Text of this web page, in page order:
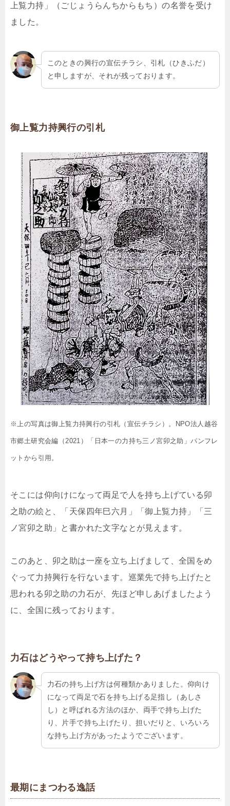
上覧力持」（ごじょうらんちからもち）の名誉を受け
ました。
このときの興行の宣伝チラシ、引札（ひきふだ）
と申しますが、それが残っております。
御上覧力持興行の引札
※上の写真は御上覧力持興行の引札（宣伝チラシ）。NPO法人越谷
市郷土研究会編（2021）「日本一の力持ち三ノ宮卯之助」パンフレ
ットから引用。
そこには仰向けになって両足で人を持ち上げている卯
之助の絵と、「天保四年巳六月」「御上覧力持」「三
ノ宮卯之助」と書かれた文字なとが見えます。
このあと、卯之助は一座を立ち上げまして、全国をめ
ぐって力持興行を行ないます。巡業先で持ち上げたと
思われる卯之助の力石が、先ほど申しあげましたよう
に、全国に残っております。
力石はどうやって持ち上げた？
力石の持ち上げ方は何種類かありました。仰向け
になって両足で石を持ち上げる足指し（あしさ
し）と呼ばれる方法のほか、両手で持ち上げた
り、片手で持ち上げたり、担いだりと、いろいろ
な持ち上げ方があったようでございます。
最期にまつわる逸話